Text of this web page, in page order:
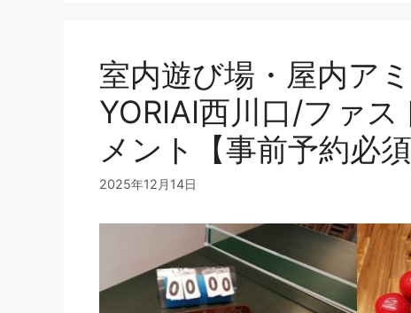
室内遊び場・屋内ア
YORIAI西川口/ファ
メント【事前予約必須
2025年12月14日